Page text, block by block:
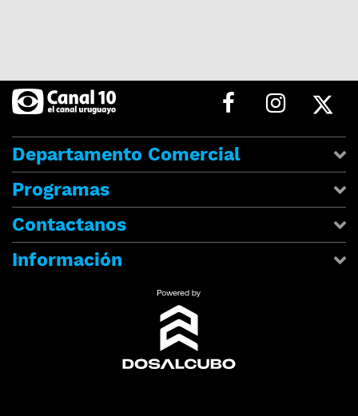
Departamento Comercial
Programas
Contactanos
Información